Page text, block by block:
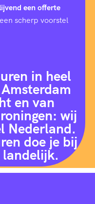
een offerte
scherp voorstel
in heel
en van
wij
Nederland.
doe je bij
landelijk.